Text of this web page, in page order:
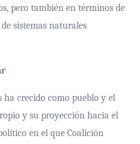
pero también en términos de
sistemas naturales
ha crecido como pueblo y el
y su proyección hacia el
en el que Coalición